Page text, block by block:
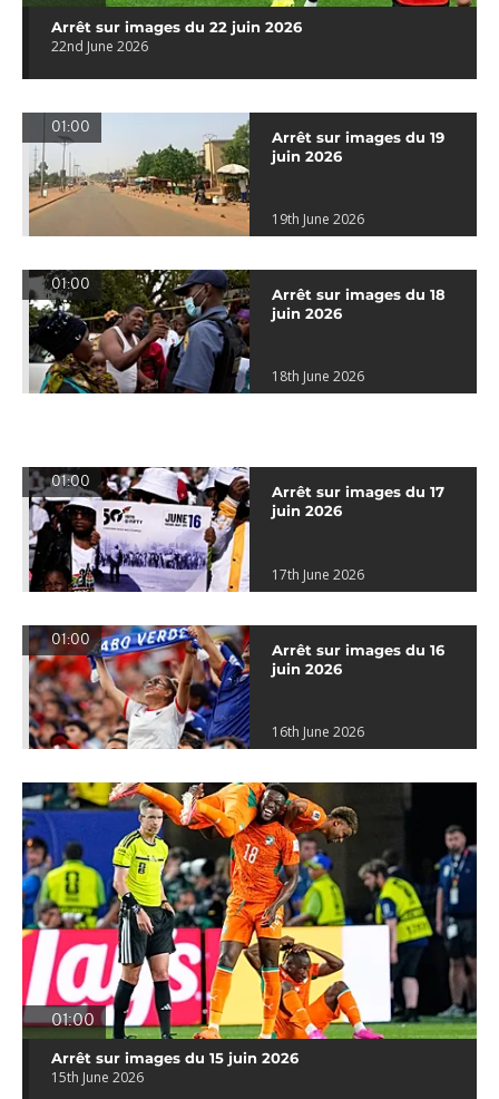
Arrêt sur images du 22 juin 2026
22nd June 2026
01:00
Arrêt sur images du 19
juin 2026
19th June 2026
01:00
Arrêt sur images du 18
juin 2026
18th June 2026
01:00
Arrêt sur images du 17
juin 2026
17th June 2026
01:00
Arrêt sur images du 16
juin 2026
16th June 2026
01:00
Arrêt sur images du 15 juin 2026
15th June 2026